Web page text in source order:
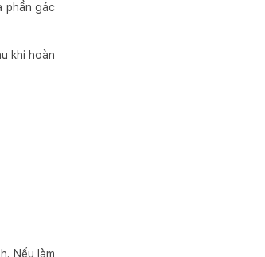
phần gác
khi hoàn
Nếu làm